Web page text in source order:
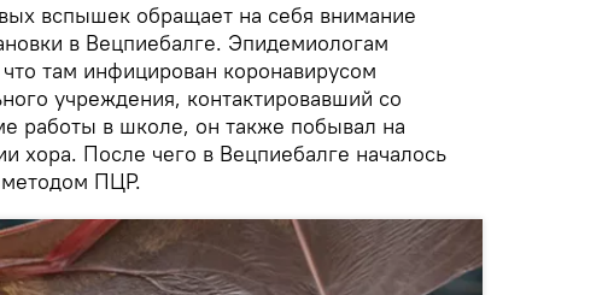
вспышек обращает на себя внимание
в Вецпиебалге. Эпидемиологам
там инфицирован коронавирусом
учреждения, контактировавший со
работы в школе, он также побывал на
хора. После чего в Вецпиебалге началось
методом ПЦР.